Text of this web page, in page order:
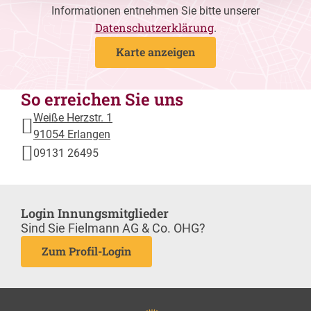
Informationen entnehmen Sie bitte unserer
Datenschutzerklärung.
Karte anzeigen
So erreichen Sie uns
Weiße Herzstr. 1
91054 Erlangen
09131 26495
Login Innungsmitglieder
Sind Sie Fielmann AG & Co. OHG?
Zum Profil-Login